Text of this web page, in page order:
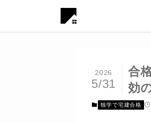
合
効
2026
5/31
独学で宅建合格